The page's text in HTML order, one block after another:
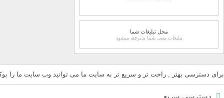
محل تبلیغات شما
تبلیغات متنی شما پذیرفته میشود
برای دسترسی بهتر , راحت تر و سریع تر به سایت ما می توانید وب سایت ما را